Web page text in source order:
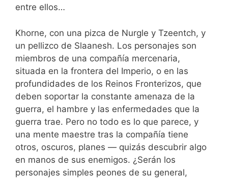
entre ellos…
Khorne, con una pizca de Nurgle y Tzeentch, y
un pellizco de Slaanesh. Los personajes son
miembros de una compañía mercenaria,
situada en la frontera del Imperio, o en las
profundidades de los Reinos Fronterizos, que
deben soportar la constante amenaza de la
guerra, el hambre y las enfermedades que la
guerra trae. Pero no todo es lo que parece, y
una mente maestre tras la compañía tiene
otros, oscuros, planes — quizás descubrir algo
en manos de sus enemigos. ¿Serán los
personajes simples peones de su general,